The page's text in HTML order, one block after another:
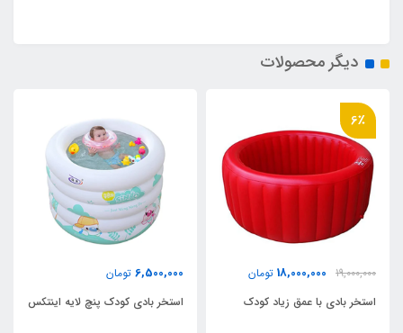
دیگر محصولات
6٪
19,000,000
18,000,000 تومان
استخر بادی با عمق زیاد کودک
6,500,000 تومان
استخر بادی کودک پنچ لایه اینتکس